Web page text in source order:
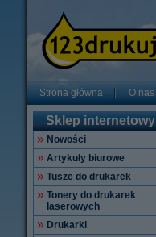
Strona główna O nas
Sklep internetowy
Nowości
Artykuły biurowe
Tusze do drukarek
Tonery do drukarek
laserowych
Drukarki